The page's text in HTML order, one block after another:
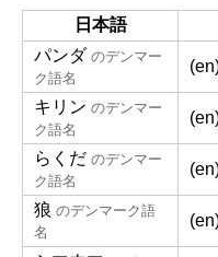
日本語
パンダ のデンマー
ク語名
キリン のデンマー
ク語名
らくだ のデンマー
ク語名
狼 のデンマーク語
名